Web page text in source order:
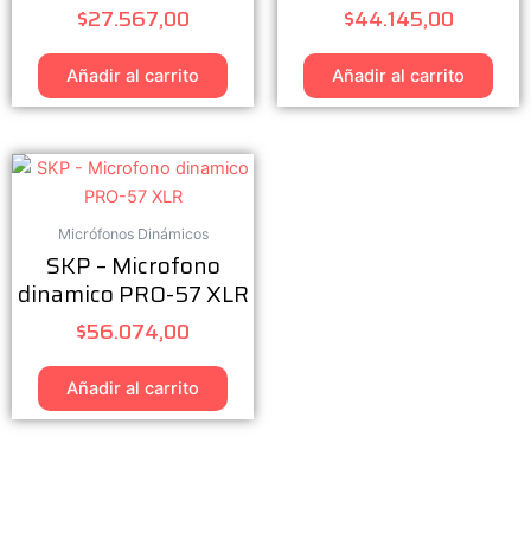
$27.567,00
Añadir al carrito
$44.145,00
Añadir al carrito
Micrófonos Dinámicos
SKP – Microfono
dinamico PRO-57 XLR
$56.074,00
Añadir al carrito